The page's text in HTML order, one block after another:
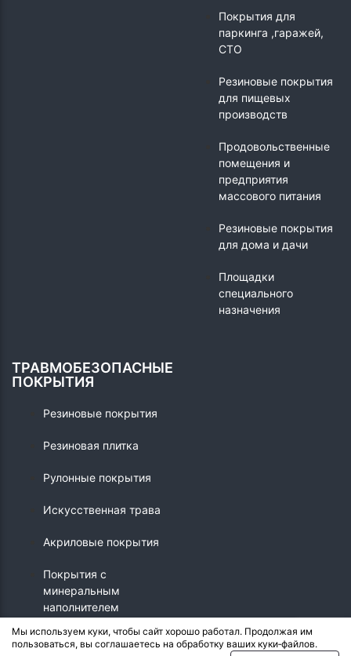
Покрытия для
паркинга ,гаражей,
СТО
Резиновые покрытия
для пищевых
производств
Продовольственные
помещения и
предприятия
массового питания
Резиновые покрытия
для дома и дачи
Площадки
специального
назначения
ТРАВМОБЕЗОПАСНЫЕ
ПОКРЫТИЯ
Резиновые покрытия
Резиновая плитка
Рулонные покрытия
Искусственная трава
Акриловые покрытия
Покрытия с
минеральным
наполнителем
Мы используем куки, чтобы сайт хорошо работал. Продолжая им
пользоваться, вы соглашаетесь на обработку ваших куки‑файлов.